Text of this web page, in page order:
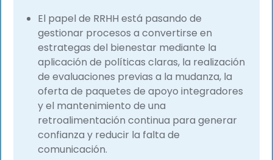
El papel de RRHH está pasando de
gestionar procesos a convertirse en
estrategas del bienestar mediante la
aplicación de políticas claras, la realización
de evaluaciones previas a la mudanza, la
oferta de paquetes de apoyo integradores
y el mantenimiento de una
retroalimentación continua para generar
confianza y reducir la falta de
comunicación.